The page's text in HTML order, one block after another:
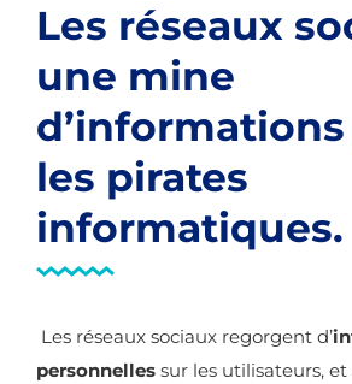
Les réseaux
une mine
les pirates
informatiques.
Les réseaux sociaux regorgent d’
personnelles sur les utilisateurs, et